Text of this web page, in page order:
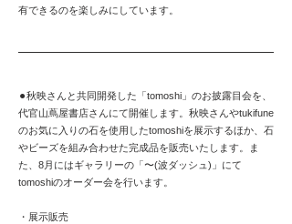
有できるのを楽しみにしています。
⚫︎秋映さんと共同開発した「tomoshi」のお披露目会を、
代官山蔦屋書店さんにて開催します。秋映さんやtukifune
のお気に入りの石を使用したtomoshiを展示するほか、石
やビーズを組み合わせた完成品を販売いたします。ま
た、8月にはギャラリーの「〜(波ダッシュ)」にて
tomoshiのオーダー会を行います。
・展示販売